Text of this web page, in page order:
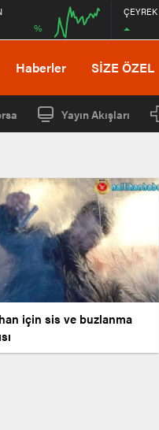
%
Haberler SİZE ÖZEL
Yayın Akışları
için sis ve buzlanma